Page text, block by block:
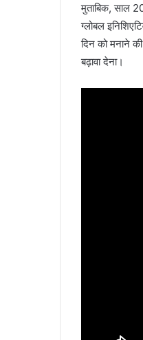
मुताबिक, साल
ग्लोबल
दिन को मनाने
बढ़ावा देना।